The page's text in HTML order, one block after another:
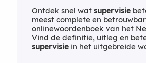
Ontdek snel wat supervisie
meest complete en
onlinewoordenboek van het
Vind de definitie, uitleg en
supervisiein het uitgebreide